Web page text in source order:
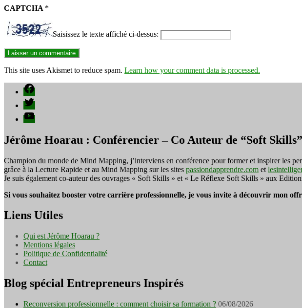
CAPTCHA *
Saisissez le texte affiché ci-dessus:
This site uses Akismet to reduce spam. Learn how your comment data is processed.
Facebook
Twitter
YouTube
Jérôme Hoarau : Conférencier – Co Auteur de “Soft
Champion du monde de Mind Mapping, j’interviens en conférence pour former et inspirer les
grâce à la Lecture Rapide et au Mind Mapping sur les sites passiondapprendre.com et
Je suis également co-auteur des ouvrages « Soft Skills » et « Le Réflexe Soft Skills » aux
Si vous souhaitez booster votre carrière professionnelle, je vous invite à découvrir mon
Liens Utiles
Qui est Jérôme Hoarau ?
Mentions légales
Politique de Confidentialité
Contact
Blog spécial Entrepreneurs Inspirés
Reconversion professionnelle : comment choisir sa formation ? 06/08/2026